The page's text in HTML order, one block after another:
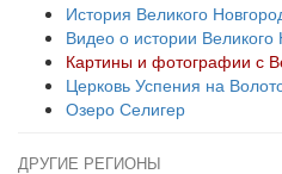
История Великого
Видео о истории Великого
Картины и фотографии с
Церковь Успения на
Озеро Селигер
ДРУГИЕ РЕГИОНЫ